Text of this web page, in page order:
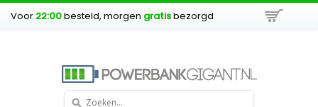
Voor 22:00besteld, morgen gratisbezorgd